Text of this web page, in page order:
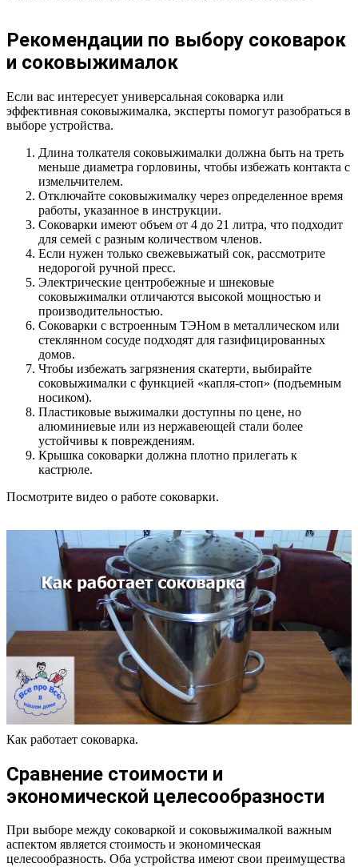
Рекомендации по выбору соковарок
и соковыжималок
Если вас интересует универсальная соковарка или
эффективная соковыжималка, эксперты помогут разобраться в
выборе устройства.
Длина толкателя соковыжималки должна быть на треть
меньше диаметра горловины, чтобы избежать контакта с
измельчителем.
Отключайте соковыжималку через определенное время
работы, указанное в инструкции.
Соковарки имеют объем от 4 до 21 литра, что подходит
для семей с разным количеством членов.
Если нужен только свежевыжатый сок, рассмотрите
недорогой ручной пресс.
Электрические центробежные и шнековые
соковыжималки отличаются высокой мощностью и
производительностью.
Соковарки с встроенным ТЭНом в металлическом или
стеклянном сосуде подходят для газифицированных
домов.
Чтобы избежать загрязнения скатерти, выбирайте
соковыжималки с функцией «капля-стоп» (подъемным
носиком).
Пластиковые выжималки доступны по цене, но
алюминиевые или из нержавеющей стали более
устойчивы к повреждениям.
Крышка соковарки должна плотно прилегать к
кастрюле.
Посмотрите видео о работе соковарки.
Как работает соковарка.
Сравнение стоимости и
экономической целесообразности
При выборе между соковаркой и соковыжималкой важным
аспектом является стоимость и экономическая
целесообразность. Оба устройства имеют свои преимущества